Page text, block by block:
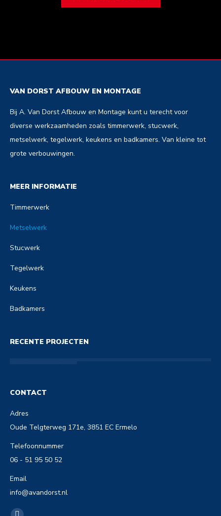
VAN DORST AFBOUW EN MONTAGE
Bij A. Van Dorst Afbouw en Montage kunt u terecht voor
diverse werkzaamheden zoals timmerwerk, stucwerk,
metselwerk, tegelwerk, keukens en badkamers. Van kleine tot
grote verbouwingen.
MEER INFORMATIE
Timmerwerk
Metselwerk
Stucwerk
Tegelwerk
Keukens
Badkamers
RECENTE PROJECTEN
CONTACT
Adres
Oude Telgterweg 171e, 3851 EC Ermelo
Telefoonnummer
06 - 51 95 50 52
Email
info@avandorst.nl
Vind ons op: